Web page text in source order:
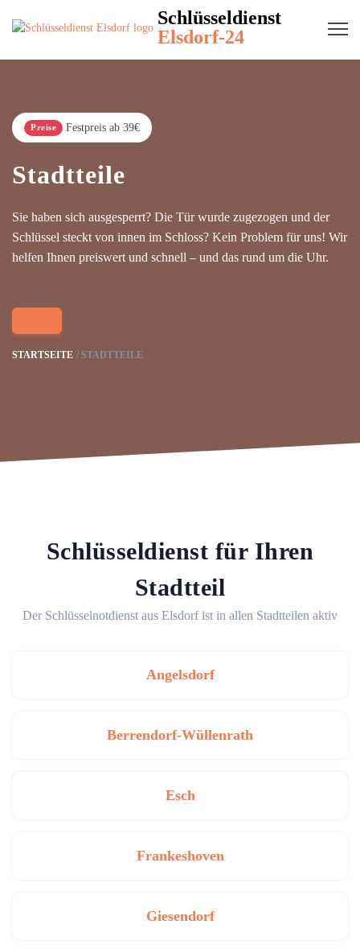
Schlüsseldienst
Elsdorf-24
Preise Festpreis ab 39€
Stadtteile
Sie haben sich ausgesperrt? Die Tür wurde zugezogen und der
Schlüssel steckt von innen im Schloss? Kein Problem für uns! Wir
helfen Ihnen preiswert und schnell – und das rund um die Uhr.
STARTSEITE STADTTEILE
Schlüsseldienst für Ihren
Stadtteil
Der Schlüsselnotdienst aus Elsdorf ist in allen Stadtteilen aktiv
Angelsdorf
Berrendorf-Wüllenrath
Esch
Frankeshoven
Giesendorf